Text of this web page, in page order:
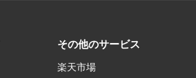
その他のサービス
楽天市場